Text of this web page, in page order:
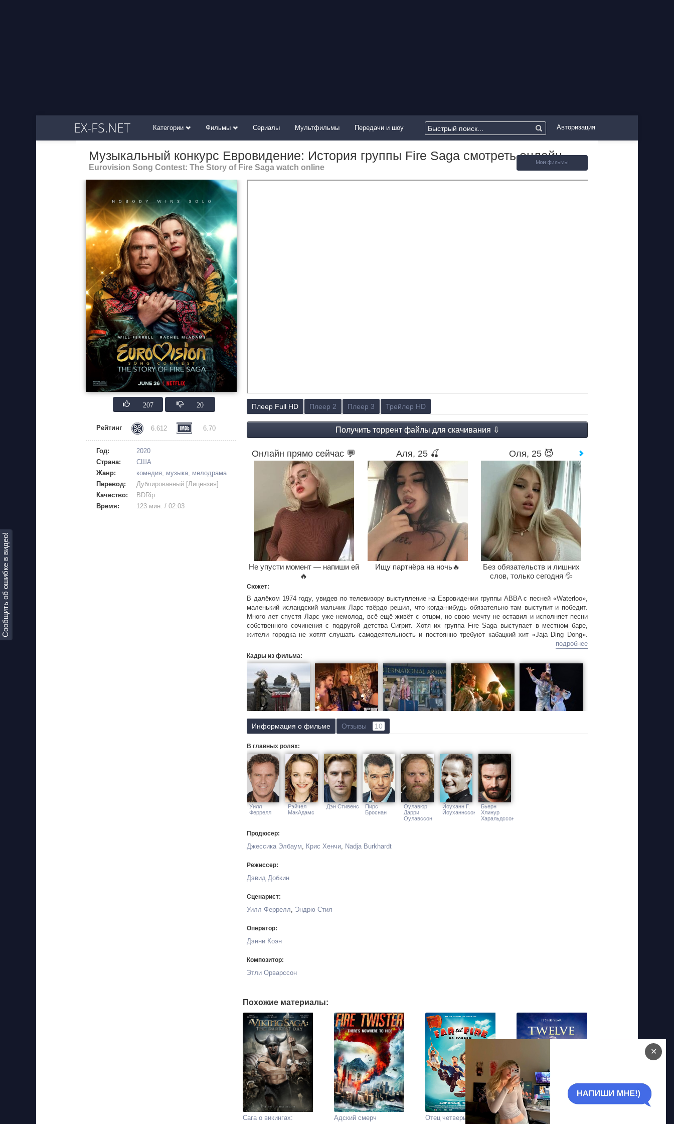
EX-FS.NET Категории Фильмы Сериалы Мультфильмы Передачи и шоу Авторизация
Сообщить об ошибке в видео!
Музыкальный конкурс Евровидение: История группы Fire Saga смотреть онлайн
Eurovision Song Contest: The Story of Fire Saga watch online
207 20
Рейтинг 6.612 6.70
Год:
2020
Страна:
США
Жанр:
комедия, музыка, мелодрама
Перевод:
Дублированный [Лицензия]
Качество:
BDRip
Время:
123 мин. / 02:03
Плеер Full HD Плеер 2 Плеер 3 Трейлер HD
Онлайн прямо сейчас 💬
Не упусти момент — напиши ей
🔥
Аля, 25 🍒
Ищу партнёра на ночь🔥
Оля, 25 😈
Без обязательств и лишних
слов, только сегодня 💦
Сюжет:
В далёком 1974 году, увидев по телевизору выступление на Евровидении группы ABBA с песней «Waterloo»,
маленький исландский мальчик Ларс твёрдо решил, что когда-нибудь обязательно там выступит и победит.
Много лет спустя Ларс уже немолод, всё ещё живёт с отцом, но свою мечту не оставил и исполняет песни
собственного сочинения с подругой детства Сигрит. Хотя их группа Fire Saga выступает в местном баре,
жители городка не хотят слушать самодеятельность и постоянно требуют кабацкий хит «Jaja Ding Dong».
Однажды эльфы услышали просьбы Сигрит, и внезапно Fire Saga получает шанс участвовать в Евровидении.
подробнее
Кадры из фильма:
Информация о фильме Отзывы 10
В главных ролях:
Уилл
Феррелл
Рэйчел
МакАдамс
Дэн Стивенс
Пирс
Броснан
Оулавюр
Дарри
Оулавссон
Йоуханн Г.
Йоуханнссон
Бьерн
Хлинур
Харальдссон
Продюсер:
Джессика Элбаум, Крис Хенчи, Nadja Burkhardt
Режиссер:
Дэвид Добкин
Сценарист:
Уилл Феррелл, Эндрю Стил
Оператор:
Дэнни Коэн
Композитор:
Этли Орварссон
Похожие материалы:
Двенадцать
Отец четверых на
Адский смерч
Сага о викингах:
✕